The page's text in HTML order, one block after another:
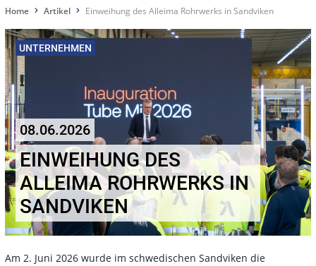
Home Artikel Einweihung des Alleima Rohrwerks in Sandviken
UNTERNEHMEN
08.06.2026
EINWEIHUNG DES
ALLEIMA ROHRWERKS IN
SANDVIKEN
Am 2. Juni 2026 wurde im schwedischen Sandviken die